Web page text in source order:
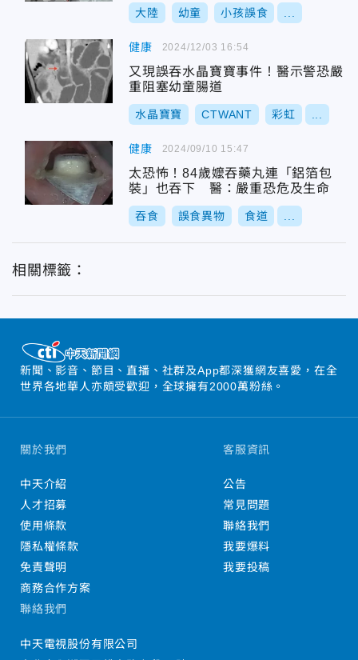
大陸 幼童 小孩誤食
健康
又現誤吞水晶寶寶事件！醫示警恐嚴
重阻塞幼童腸道
水晶寶寶 CTWANT 彩虹
2024/12/03 16:54
健康
太恐怖！84歲嬤吞藥丸連「鋁箔包
裝」也吞下 醫：嚴重恐危及生命
吞食 誤食異物 食道
2024/09/10 15:47
相關標籤：
新聞、影音、節目、直播、社群及App都深獲網友喜愛，在全
世界各地華人亦頗受歡迎，全球擁有2000萬粉絲。
關於我們
中天介紹
人才招募
使用條款
隱私權條款
免責聲明
商務合作方案
客服資訊
公告
常見問題
聯絡我們
我要爆料
我要投稿
聯絡我們
中天電視股份有限公司